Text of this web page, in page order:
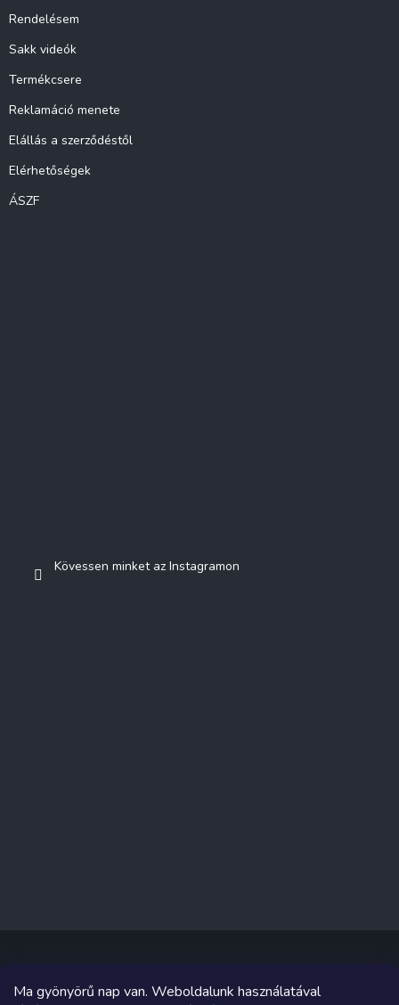
Ma gyönyörű nap van. Weboldalunk használatával
Rendelésem
Sakk videók
Termékcsere
Reklamáció menete
Elállás a szerződéstől
Elérhetőségek
ÁSZF
Kövessen minket az Instagramon
Copyright 2026 Sakküzlet. Minden jog fenntartva.